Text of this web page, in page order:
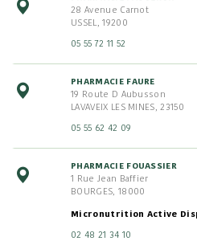
28 Avenue Carnot
USSEL, 19200
05 55 72 11 52
PHARMACIE FAURE
19 Route D Aubusson
LAVAVEIX LES MINES, 23150
05 55 62 42 09
PHARMACIE FOUASSIER
1 Rue Jean Baffier
BOURGES, 18000
Micronutrition Active
02 48 21 34 10